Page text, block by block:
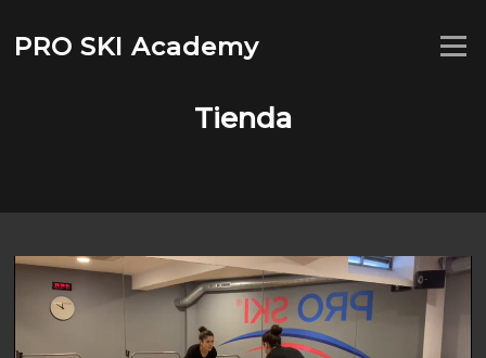
contenido
PRO SKI Academy Menú
Tienda